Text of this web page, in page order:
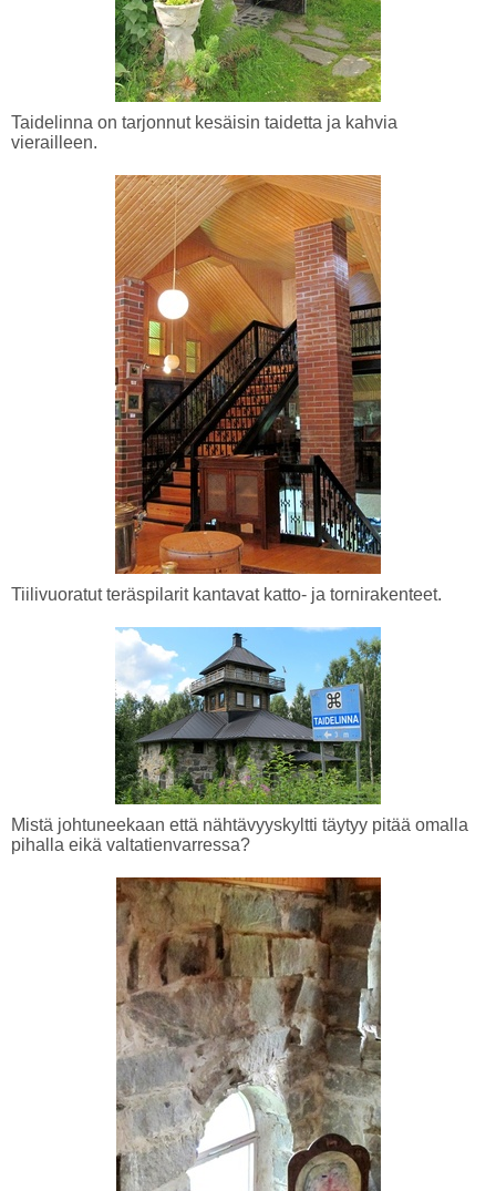
Taidelinna on tarjonnut kesäisin taidetta ja kahvia
vierailleen.
Tiilivuoratut teräspilarit kantavat katto- ja tornirakenteet.
Mistä johtuneekaan että nähtävyyskyltti täytyy pitää omalla
pihalla eikä valtatienvarressa?